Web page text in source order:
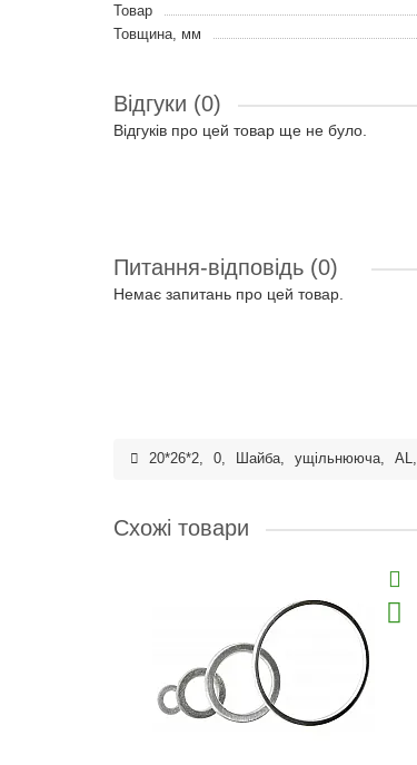
Товар
Товщина, мм
Відгуки (0)
Відгуків про цей товар ще не було.
Питання-відповідь (0)
Немає запитань про цей товар.
20*26*2, 0, Шайба, ущільнююча, AL,
Схожі товари